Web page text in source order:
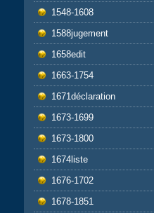
1548-1608
1588jugement
1658edit
1663-1754
1671déclaration
1673-1699
1673-1800
1674liste
1676-1702
1678-1851